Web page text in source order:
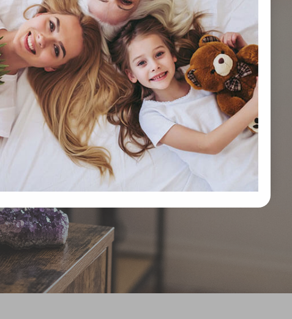
Unió előírásainak megfelelően használjuk. Azon
az Európai Unió országain belül működnek, a „sütik"
és ezeknek a felhasználó számítógépén vagy egyéb
a felhasználók hozzájárulását kell kérniük.
Elfogadom
Módosítom a beállításokat